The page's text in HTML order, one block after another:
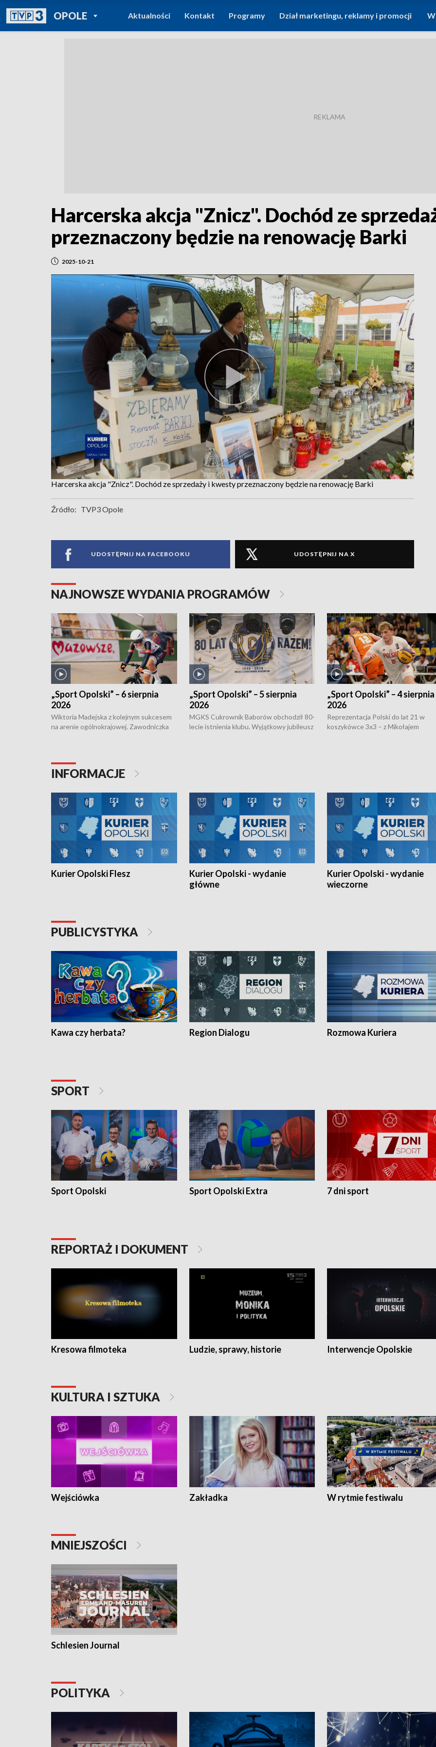
OPOLEPOWRÓT DO
TVP REGIONY
Aktualności Kontakt Programy Dział marketingu, reklamy i promocji
Harcerska akcja "Znicz". Dochód ze
przeznaczony będzie na renowację Barki
2025-10-21
Harcerska akcja "Znicz". Dochód ze sprzedaży i kwesty przeznaczony będzie na renowację Barki
Źródło: TVP3 Opole
UDOSTĘPNIJ NA FACEBOOKU UDOSTĘPNIJ NA X
NAJNOWSZE WYDANIA PROGRAMÓW
„Sport Opolski” – 6 sierpnia
2026
Wiktoria Madejska z kolejnym sukcesem
na arenie ogólnokrajowej. Zawodniczka
torowym.
„Sport Opolski” – 5 sierpnia
2026
MGKS Cukrownik Baborów obchodził 80-
lecie istnienia klubu. Wyjątkowy jubileusz
„Sport Opolski” – 4 sierpnia
2026
Reprezentacja Polski do lat 21 w
koszykówce 3x3 – z Mikołajem
INFORMACJE
Kurier Opolski Flesz
Kurier Opolski - wydanie
główne
Kurier Opolski - wydanie
wieczorne
PUBLICYSTYKA
Kawa czy herbata? Region Dialogu Rozmowa Kuriera
SPORT
Sport Opolski Sport Opolski Extra 7 dni sport
REPORTAŻ I DOKUMENT
Kresowa filmoteka Ludzie, sprawy, historie Interwencje Opolskie
KULTURA I SZTUKA
Wejściówka Zakładka W rytmie festiwalu
MNIEJSZOŚCI
Schlesien Journal
POLITYKA